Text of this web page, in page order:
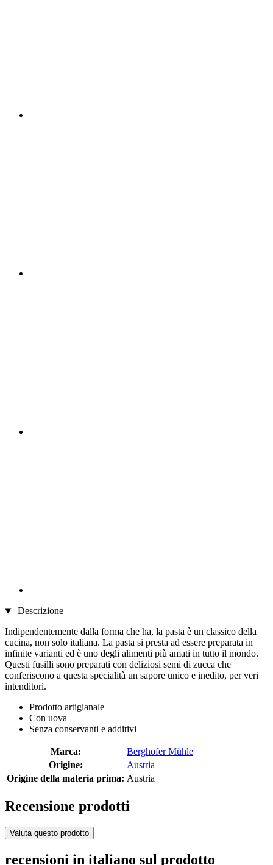
Descrizione
Indipendentemente dalla forma che ha, la pasta è un classico della
cucina, non solo italiana. La pasta si presta ad essere preparata in
infinite varianti ed è uno degli alimenti più amati in tutto il mondo.
Questi fusilli sono preparati con deliziosi semi di zucca che
conferiscono a questa specialità un sapore unico e inedito, per veri
intenditori.
Prodotto artigianale
Con uova
Senza conservanti e additivi
Marca:
Berghofer Mühle
Origine:
Austria
Origine della materia prima: Austria
Recensione prodotti
Valuta questo prodotto
recensioni in italiano sul prodotto